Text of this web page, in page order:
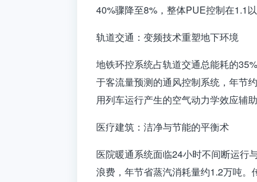
40%骤降至8%，整体PUE控制在1.1
轨道交通：变频技术重塑地下环境
地铁环控系统占轨道交通总能耗的
于客流量预测的通风控制系统，年节
用列车运行产生的空气动力学效应辅
医疗建筑：洁净与节能的平衡术
医院暖通系统面临24小时不间断运行
浪费，年节省蒸汽消耗量约1.2万吨